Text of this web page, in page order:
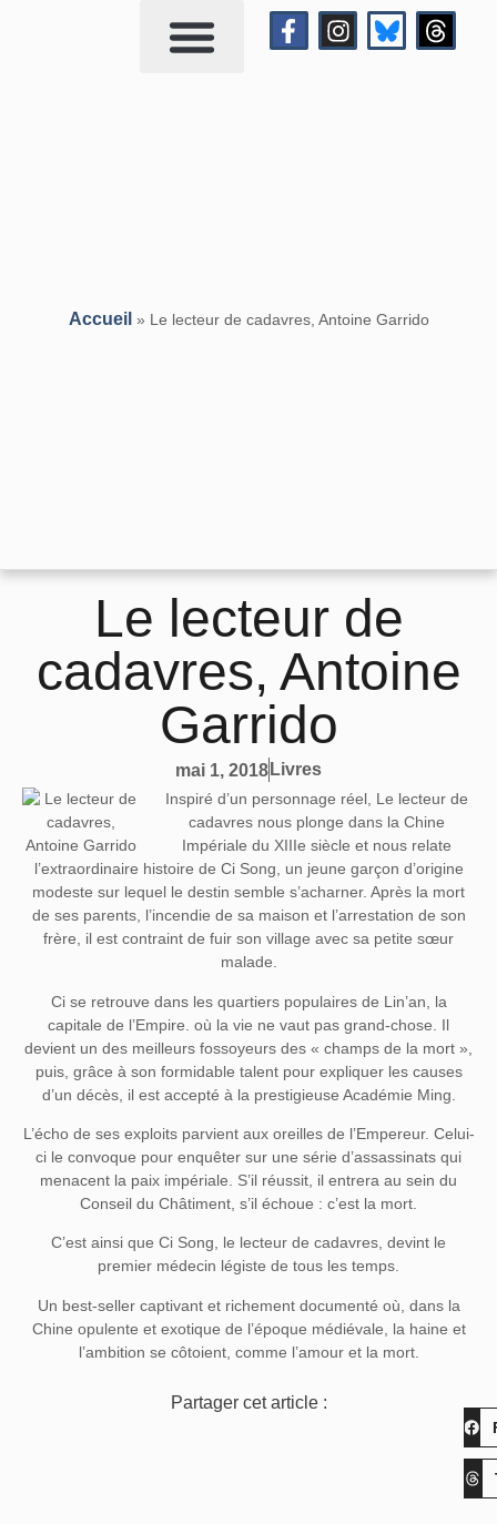
Accueil » Le lecteur de cadavres, Antoine Garrido
Le lecteur de
cadavres, Antoine
Garrido
mai 1, 2018 Livres
Inspiré d’un personnage réel, Le lecteur de
cadavres nous plonge dans la Chine
Impériale du XIIIe siècle et nous relate
l’extraordinaire histoire de Ci Song, un jeune garçon d’origine
modeste sur lequel le destin semble s’acharner. Après la mort
de ses parents, l’incendie de sa maison et l’arrestation de son
frère, il est contraint de fuir son village avec sa petite sœur
malade.
Ci se retrouve dans les quartiers populaires de Lin’an, la
capitale de l’Empire. où la vie ne vaut pas grand-chose. Il
devient un des meilleurs fossoyeurs des « champs de la mort »,
puis, grâce à son formidable talent pour expliquer les causes
d’un décès, il est accepté à la prestigieuse Académie Ming.
L’écho de ses exploits parvient aux oreilles de l’Empereur. Celui-
ci le convoque pour enquêter sur une série d’assassinats qui
menacent la paix impériale. S’il réussit, il entrera au sein du
Conseil du Châtiment, s’il échoue : c’est la mort.
C’est ainsi que Ci Song, le lecteur de cadavres, devint le
premier médecin légiste de tous les temps.
Un best-seller captivant et richement documenté où, dans la
Chine opulente et exotique de l’époque médiévale, la haine et
l’ambition se côtoient, comme l’amour et la mort.
Partager cet article :